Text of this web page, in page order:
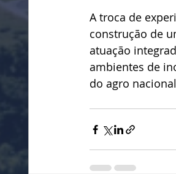
A troca de
construção de
atuação
ambientes de
do agro